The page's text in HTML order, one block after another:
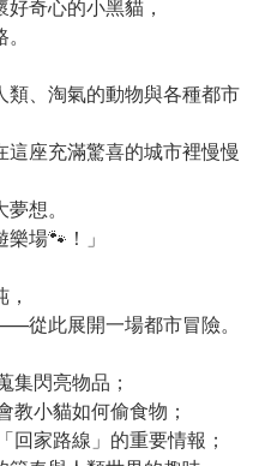
奇心的小黑貓，
類、淘氣的動物與各種都市
座充滿驚喜的城市裡慢慢
想。
場🐾！」
從此展開一場都市冒險。
集閃亮物品；
教小貓如何偷食物；
回家路線」的重要情報；